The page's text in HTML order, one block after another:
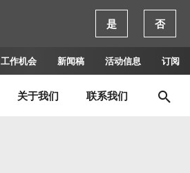
工作机会 新闻稿 活动信息 订阅
关于我们 联系我们
是 否